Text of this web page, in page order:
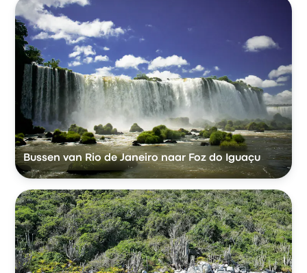
Bussen van Rio de Janeiro naar Foz do Iguaçu